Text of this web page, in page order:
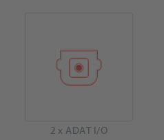
2 x ADAT I/O